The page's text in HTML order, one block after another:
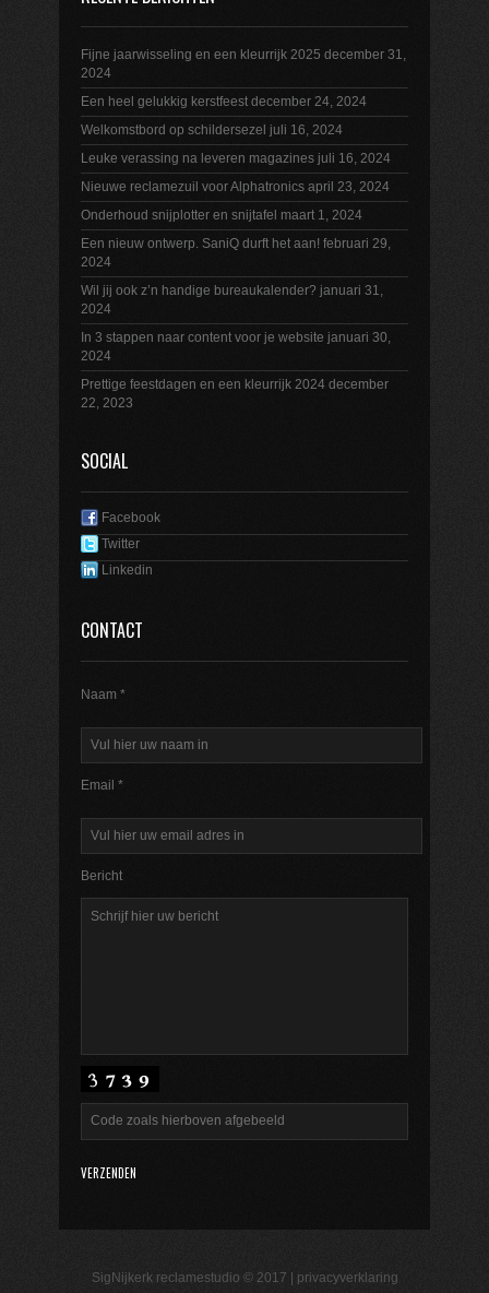
Fijne jaarwisseling en een kleurrijk 2025 december 31,
2024
Een heel gelukkig kerstfeest december 24, 2024
Welkomstbord op schildersezel juli 16, 2024
Leuke verassing na leveren magazines juli 16, 2024
Nieuwe reclamezuil voor Alphatronics april 23, 2024
Onderhoud snijplotter en snijtafel maart 1, 2024
Een nieuw ontwerp. SaniQ durft het aan! februari 29,
2024
Wil jij ook z’n handige bureaukalender? januari 31,
2024
In 3 stappen naar content voor je website januari 30,
2024
Prettige feestdagen en een kleurrijk 2024 december
22, 2023
SOCIAL
Facebook
Twitter
Linkedin
CONTACT
Naam *
Email *
Bericht
SigNijkerk reclamestudio © 2017 | privacyverklaring